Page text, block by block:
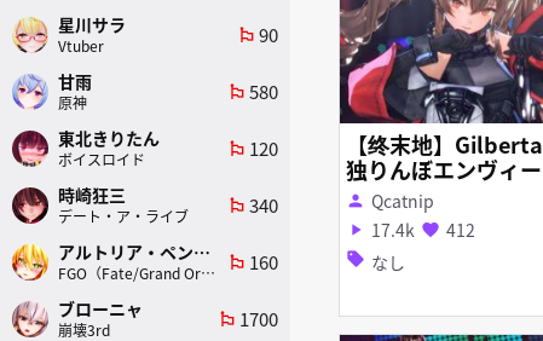
【终末地】Gilberta
独りんぼエンヴィー
person Qcatnip
play_arrow 17.4k favorite 412
sell なし
星川サラ
Vtuber
emoji_flags 90
甘雨
原神
emoji_flags 580
東北きりたん
ボイスロイド
emoji_flags 120
時崎狂三
デート・ア・ライブ
emoji_flags 340
アルトリア・ペンドラゴン(ランサー)
FGO（Fate/Grand Order）
emoji_flags 160
ブローニャ
崩壊3rd
emoji_flags 1700